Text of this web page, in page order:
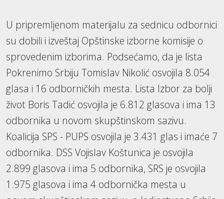
U pripremljenom materijalu za sednicu odbornici
su dobili i izveštaj Opštinske izborne komisije o
sprovedenim izborima. Podsećamo, da je lista
Pokrenimo Srbiju Tomislav Nikolić osvojila 8.054
glasa i 16 odborničkih mesta. Lista Izbor za bolji
život Boris Tadić osvojila je 6.812 glasova i ima 13
odbornika u novom skupštinskom sazivu.
Koalicija SPS - PUPS osvojila je 3.431 glas i imaće 7
odbornika. DSS Vojislav Koštunica je osvojila
2.899 glasova i ima 5 odbornika, SRS je osvojila
1.975 glasova i ima 4 odbornička mesta u